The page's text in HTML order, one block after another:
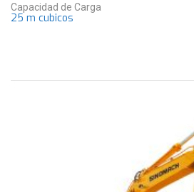
Capacidad de Carga
25 m cubicos